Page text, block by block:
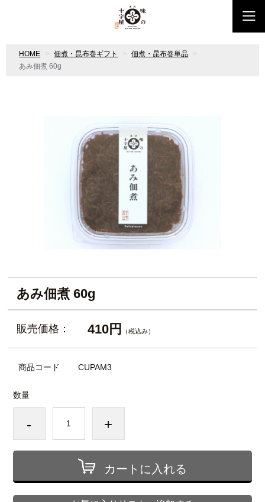
HOME 佃煮・昆布巻ギフト
佃煮・昆布巻単品
あみ佃煮 60g
あみ佃煮 60g
販売価格： 410円 （税込み）
商品コード CUPAM3
数量
- +
カートに入れる